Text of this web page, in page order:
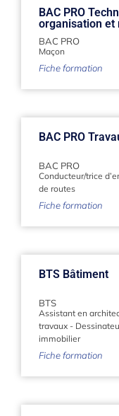
BAC PRO
organisation
BAC PRO
Maçon
Fiche formation
BAC PRO
BAC PRO
Conducteur/trice
de routes
Fiche formation
BTS Bâtiment
BTS
Assistant en
travaux -
immobilier
Fiche formation